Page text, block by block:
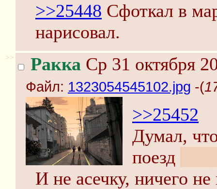
>>25448 Сфоткал в
нарисовал.
>> Ракка Ср 31 октября
Файл: 1323054545102.jpg -(
>>25452
Думал,
поезд
И не асечку, ничего не